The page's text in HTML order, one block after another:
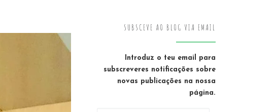
SUBSCEVE AO BLOG VIA EMAIL
Introduz o teu email para
subscreveres notificações sobre
novas publicações na nossa
página.